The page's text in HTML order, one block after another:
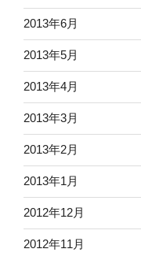
2013年6月
2013年5月
2013年4月
2013年3月
2013年2月
2013年1月
2012年12月
2012年11月